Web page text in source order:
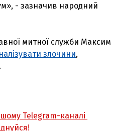
- зазначив народний
митної служби Максим
злочини,
Telegram-каналі